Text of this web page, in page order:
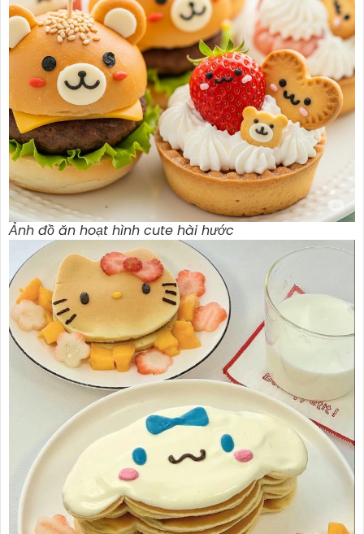
Ảnh đồ ăn hoạt hình cute hài hước